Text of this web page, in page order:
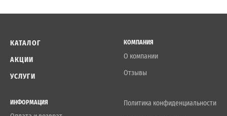
КАТАЛОГ
АКЦИИ
УСЛУГИ
КОМПАНИЯ
О компании
Отзывы
ИНФОРМАЦИЯ
Политика конфиденциальности